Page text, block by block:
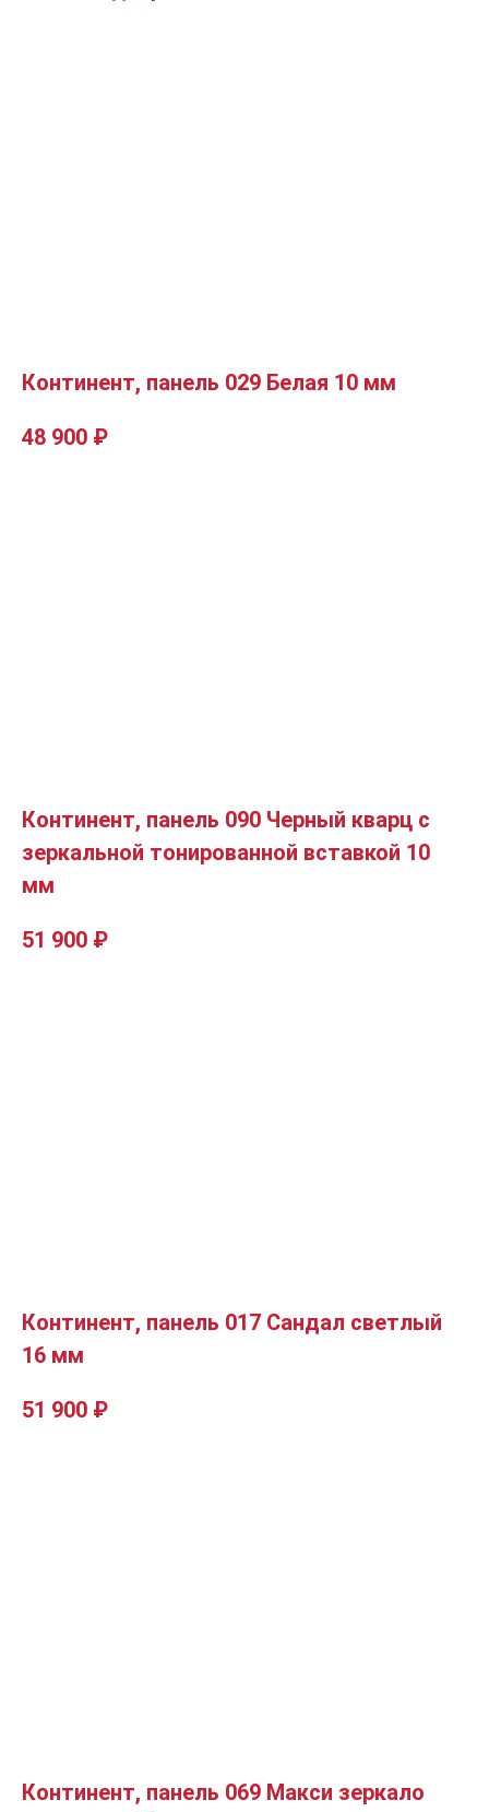
Континент, панель 029 Белая 10 мм
48 900 ₽
Континент, панель 090 Черный кварц с
зеркальной тонированной вставкой 10
мм
51 900 ₽
Континент, панель 017 Сандал светлый
16 мм
51 900 ₽
Континент, панель 069 Макси зеркало